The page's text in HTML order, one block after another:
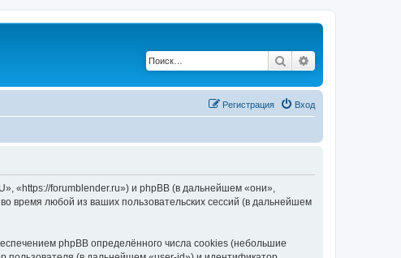
Поиск
Вход
Регистрация
«https://forumblender.ru») и phpBB (в дальнейшем «они»,
время любой из ваших пользовательских сессий (в дальнейшем
phpBB определённого числа cookies (небольшие